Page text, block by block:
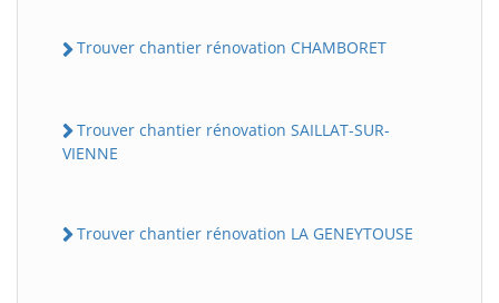
Trouver chantier rénovation CHAMBORET
Trouver chantier rénovation SAILLAT-SUR-
VIENNE
Trouver chantier rénovation LA GENEYTOUSE